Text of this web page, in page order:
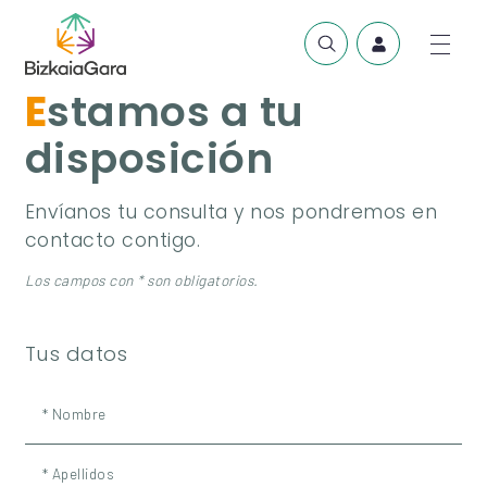
Estamos a tu
disposición
Envíanos tu consulta y nos pondremos en
contacto contigo.
Los campos con * son obligatorios.
Tus datos
* Nombre
* Apellidos